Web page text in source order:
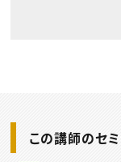
この講師のセ